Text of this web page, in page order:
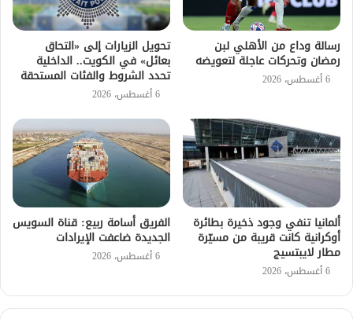
رسالة وداع من الأهلي لبن
رمضان وتحركات عاجلة لتعويضه
6 أغسطس، 2026
تحويل الزيارات إلى «التحاق
بعائل» في الكويت.. الداخلية
تحدد الشروط والفئات المستحقة
6 أغسطس، 2026
ألمانيا تنفي وجود ذخيرة بطائرة
أوكرانية كانت قريبة من مسيّرة
مطار لايبتسيج
6 أغسطس، 2026
الفريق أسامة ربيع: قناة السويس
الجديدة ضاعفت الإيرادات
6 أغسطس، 2026